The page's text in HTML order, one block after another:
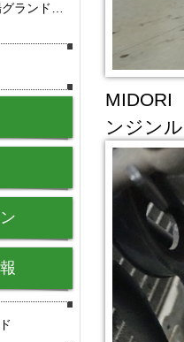
MIDORI
ンジン
プン・続報